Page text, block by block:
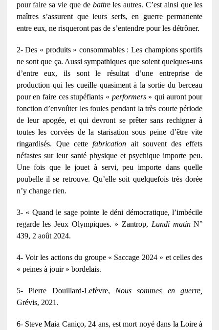
pour faire sa vie que de battreles autres. C’est ainsi que les
maîtres s’assurent que leurs serfs, en guerre permanente
entre eux, ne risqueront pas de s’entendre pour les détrôner.
2- Des « produits » consommables : Les champions sportifs
ne sont que ça. Aussi sympathiques que soient quelques-uns
d’entre eux, ils sont le résultat d’une entreprise de
production qui les cueille quasiment à la sortie du berceau
pour en faire ces stupéfiants « performers» qui auront pour
fonction d’envoûter les foules pendant la très courte période
de leur apogée, et qui devront se prêter sans rechigner à
toutes les corvées de la starisation sous peine d’être vite
ringardisés. Que cettefabrication ait souvent des effets
néfastes sur leur santé physique et psychique importe peu.
Une fois que le jouet à servi, peu importe dans quelle
poubelle il se retrouve. Qu’elle soit quelquefois très dorée
n’y change rien.
3- « Quand le sage pointe le déni démocratique, l’imbécile
regarde les Jeux Olympiques. » Zantrop, Lundi matinN°
439, 2 août 2024.
4- Voir les actions du groupe « Saccage 2024 » et celles des
« peines à jouir » bordelais.
5- Pierre Douillard-Lefèvre, Nous sommes en guerre,
Grévis, 2021.
6- Steve Maia Caniço, 24 ans, est mort noyé dans la Loire à